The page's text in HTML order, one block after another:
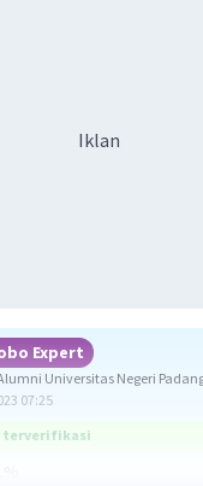
Iklan
Expert
Universitas Negeri
07:25
terverifikasi